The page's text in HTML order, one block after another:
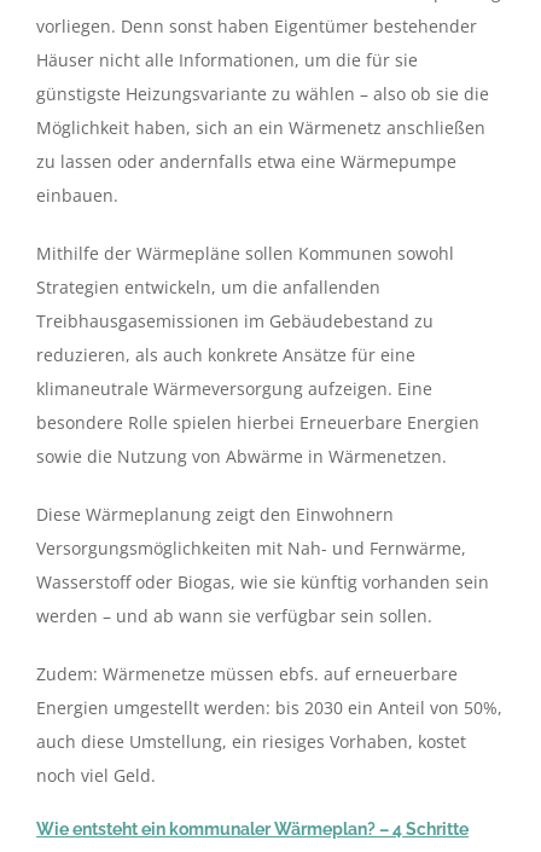
vorliegen. Denn sonst haben Eigentümer bestehender
Häuser nicht alle Informationen, um die für sie
günstigste Heizungsvariante zu wählen – also ob sie die
Möglichkeit haben, sich an ein Wärmenetz anschließen
zu lassen oder andernfalls etwa eine Wärmepumpe
einbauen.
Mithilfe der Wärmepläne sollen Kommunen sowohl
Strategien entwickeln, um die anfallenden
Treibhausgasemissionen im Gebäudebestand zu
reduzieren, als auch konkrete Ansätze für eine
klimaneutrale Wärmeversorgung aufzeigen. Eine
besondere Rolle spielen hierbei Erneuerbare Energien
sowie die Nutzung von Abwärme in Wärmenetzen.
Diese Wärmeplanung zeigt den Einwohnern
Versorgungsmöglichkeiten mit Nah- und Fernwärme,
Wasserstoff oder Biogas, wie sie künftig vorhanden sein
werden – und ab wann sie verfügbar sein sollen.
Zudem: Wärmenetze müssen ebfs. auf erneuerbare
Energien umgestellt werden: bis 2030 ein Anteil von 50%,
auch diese Umstellung, ein riesiges Vorhaben, kostet
noch viel Geld.
Wie entsteht ein kommunaler Wärmeplan? – 4 Schritte